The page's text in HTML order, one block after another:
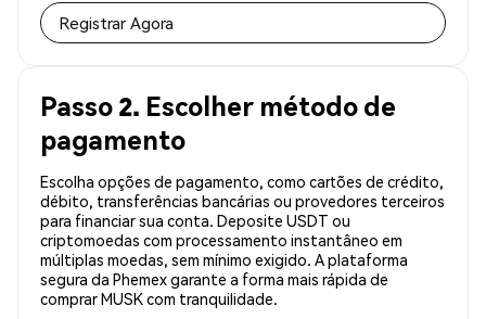
Registrar Agora
Passo 2. Escolher método de
pagamento
Escolha opções de pagamento, como cartões de crédito,
débito, transferências bancárias ou provedores terceiros
para financiar sua conta. Deposite USDT ou
criptomoedas com processamento instantâneo em
múltiplas moedas, sem mínimo exigido. A plataforma
segura da Phemex garante a forma mais rápida de
comprar MUSK com tranquilidade.